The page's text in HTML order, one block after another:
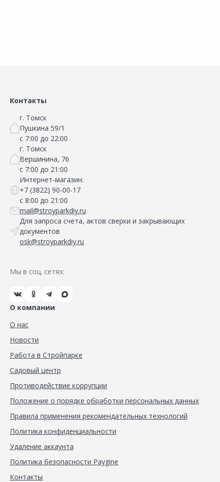
Контакты
г. Томск
Пушкина 59/1
с 7:00 до 22:00
г. Томск
Вершинина, 76
с 7:00 до 21:00
Интернет-магазин:
+7 (3822) 90-00-17
с 8:00 до 21:00
mail@stroyparkdiy.ru
Для запроса счета, актов сверки и закрывающих
документов
osk@stroyparkdiy.ru
Мы в соц. сетях:
О компании
О нас
Новости
Работа в Стройпарке
Садовый центр
Противодействие коррупции
Положение о порядке обработки персональных данных
Правила применения рекомендательных технологий
Политика конфиденциальности
Удаление аккаунта
Политика безопасности Paygine
Контакты